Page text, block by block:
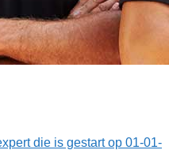
die is gestart op 01-01-